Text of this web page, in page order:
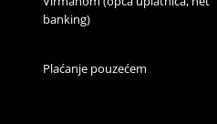
banking)
Plaćanje pouzećem